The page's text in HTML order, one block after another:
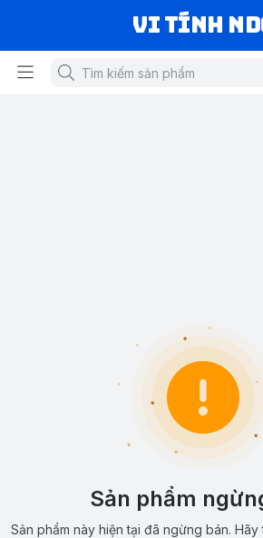
VI TÍNH
Sản phẩm
Sản phẩm này hiện tại đã ngừng bán.